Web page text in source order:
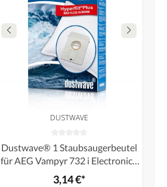
DUSTWAVE
Dustwave® 1 Staubsaugerbeutel
für AEG Vampyr 732 i Electronic /
Compact - hocheffizient,
3,14 €*